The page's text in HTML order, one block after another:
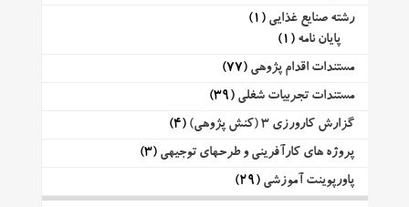
رشته صنایع غذایی (1)
پایان نامه (1)
مستندات اقدام پژوهی (77)
مستندات تجربیات شغلی (39)
گزارش کارورزی 3 (کنش پژوهی)
(4)
پروژه های کارآفرینی و طرحهای توجیهی (3)
پاورپوینت آموزشی (29)